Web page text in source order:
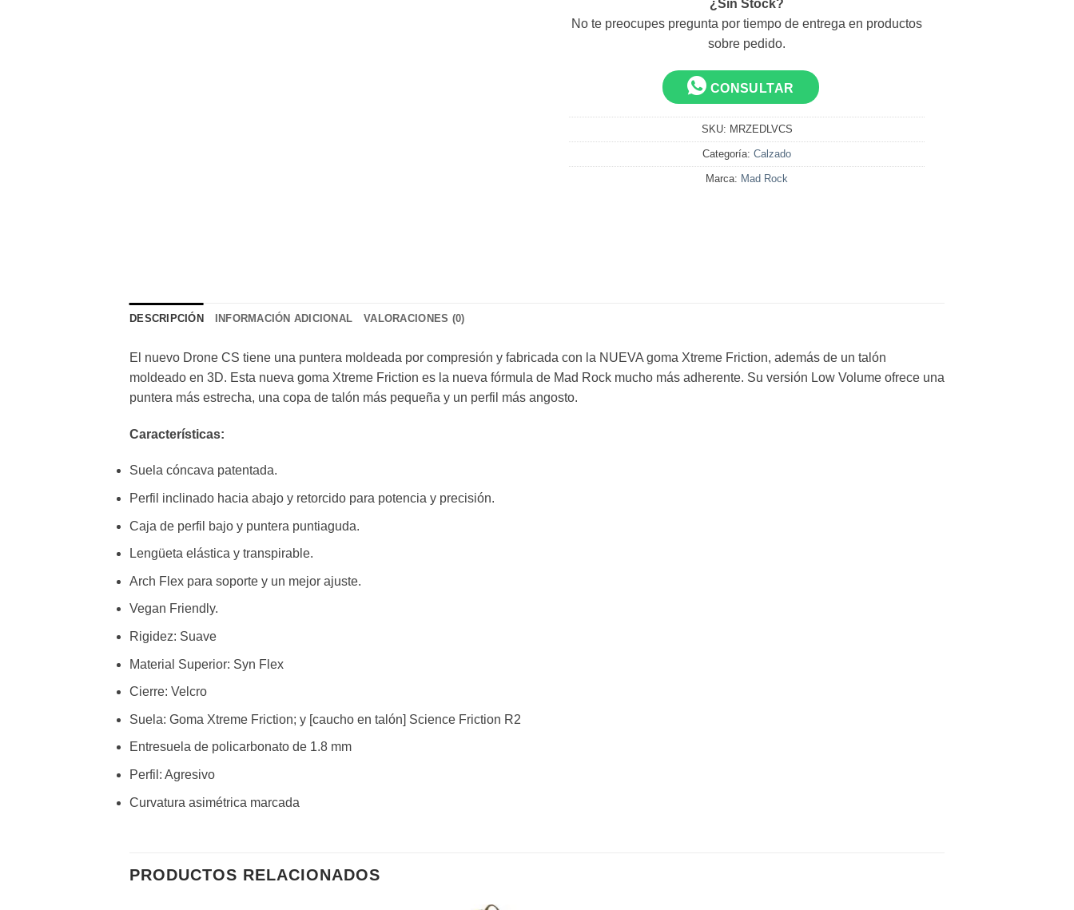
¿Sin Stock?
No te preocupes pregunta por tiempo de entrega en productos
sobre pedido.
CONSULTAR
SKU: MRZEDLVCS
Categoría: Calzado
Marca: Mad Rock
DESCRIPCIÓN INFORMACIÓN ADICIONAL VALORACIONES (0)
El nuevo Drone CS tiene una puntera moldeada por compresión y fabricada con la NUEVA goma Xtreme Friction, además de un talón
moldeado en 3D. Esta nueva goma Xtreme Friction es la nueva fórmula de Mad Rock mucho más adherente. Su versión Low Volume ofrece una
puntera más estrecha, una copa de talón más pequeña y un perfil más angosto.
Características:
Suela cóncava patentada.
Perfil inclinado hacia abajo y retorcido para potencia y precisión.
Caja de perfil bajo y puntera puntiaguda.
Lengüeta elástica y transpirable.
Arch Flex para soporte y un mejor ajuste.
Vegan Friendly.
Rigidez: Suave
Material Superior: Syn Flex
Cierre: Velcro
Suela: Goma Xtreme Friction; y [caucho en talón] Science Friction R2
Entresuela de policarbonato de 1.8 mm
Perfil: Agresivo
Curvatura asimétrica marcada
PRODUCTOS RELACIONADOS